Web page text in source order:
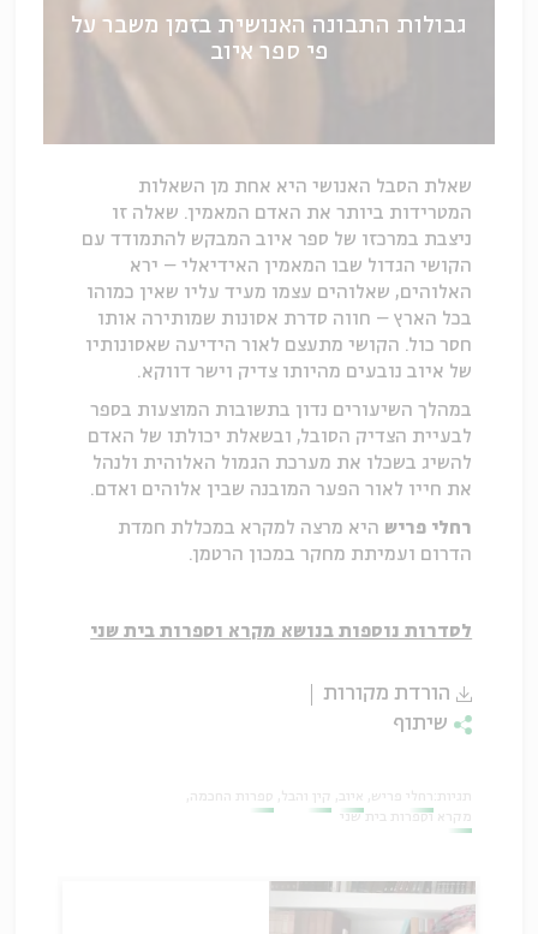
גבולות התבונה האנושית בזמן משבר על
פי ספר איוב
שאלת הסבל האנושי היא אחת מן השאלות
המטרידות ביותר את האדם המאמין. שאלה זו
ניצבת במרכזו של ספר איוב המבקש להתמודד עם
הקושי הגדול שבו המאמין האידיאלי – ירא
האלוהים, שאלוהים עצמו מעיד עליו שאין כמוהו
בכל הארץ – חווה סדרת אסונות שמותירה אותו
חסר כול. הקושי מתעצם לאור הידיעה שאסונותיו
של איוב נובעים מהיותו צדיק וישר דווקא.
במהלך השיעורים נדון בתשובות המוצעות בספר
לבעיית הצדיק הסובל, ובשאלת יכולתו של האדם
להשיג בשכלו את מערכת הגמול האלוהית ולנהל
את חייו לאור הפער המובנה שבין אלוהים ואדם.
רחלי פריש היא מרצה למקרא במכללת חמדת
הדרום ועמיתת מחקר במכון הרטמן.
לסדרות נוספות בנושא מקרא וספרות בית שני
הורדת מקורות
שיתוף
תגיות:רחלי פריש איוב קין והבל
ספרות החכמה
מקרא וספרות בית שני